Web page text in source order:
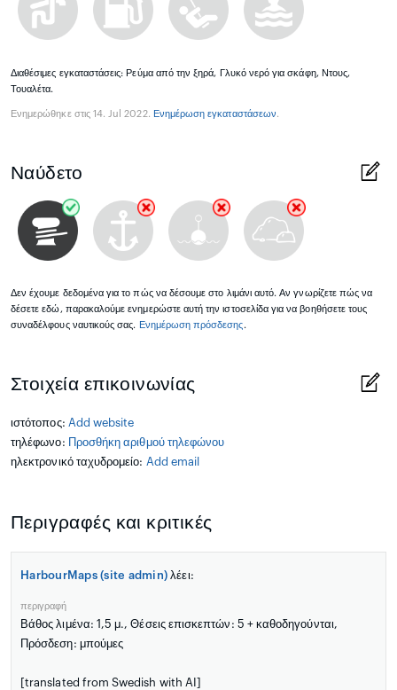
Διαθέσιμες εγκαταστάσεις: Ρεύμα από την ξηρά, Γλυκό νερό για σκάφη, Ντους,
Τουαλέτα.
Ενημερώθηκε στις 14. Jul 2022. Ενημέρωση εγκαταστάσεων.
Ναύδετο
Δεν έχουμε δεδομένα για το πώς να δέσουμε στο λιμάνι αυτό. Αν γνωρίζετε πώς να
δέσετε εδώ, παρακαλούμε ενημερώστε αυτή την ιστοσελίδα για να βοηθήσετε τους
συναδέλφους ναυτικούς σας. Ενημέρωση πρόσδεσης.
Στοιχεία επικοινωνίας
ιστότοπος: Add website
τηλέφωνο:
Προσθήκη αριθμού τηλεφώνου
ηλεκτρονικό ταχυδρομείο: Add email
Περιγραφές και κριτικές
HarbourMaps (site admin) λέει:
περιγραφή
Βάθος λιμένα: 1,5 μ., Θέσεις επισκεπτών: 5 + καθοδηγούνται,
Πρόσδεση: μπούμες
[translated from Swedish with AI]